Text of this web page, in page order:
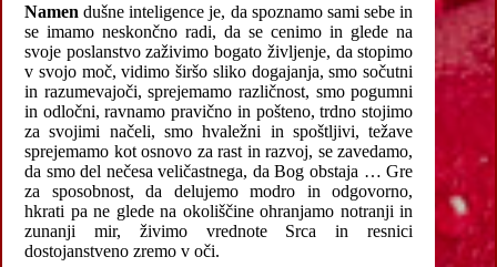
Namendušne inteligence je, da spoznamo sami sebe in
se imamo neskončno radi, da se cenimo in glede na
svoje poslanstvo zaživimo bogato življenje, da stopimo
v svojo moč, vidimo širšo sliko dogajanja, smo sočutni
in razumevajoči, sprejemamo različnost, smo pogumni
in odločni, ravnamo pravično in pošteno, trdno stojimo
za svojimi načeli, smo hvaležni in spoštljivi, težave
sprejemamo kot osnovo za rast in razvoj, se zavedamo,
da smo del nečesa veličastnega, da Bog obstaja … Gre
za sposobnost, da delujemo modro in odgovorno,
hkrati pa ne glede na okoliščine ohranjamo notranji in
zunanji mir, živimo vrednote Srca in resnici
dostojanstveno zremo v oči.